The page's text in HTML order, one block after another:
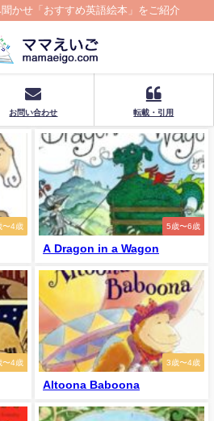
かせ「おすすめ英語絵本」をご紹介
お問い合わせ 転載・引用
〜4歳 5歳〜6歳
A Dragon in a Wagon
〜4歳 3歳〜4歳
Altoona Baboona